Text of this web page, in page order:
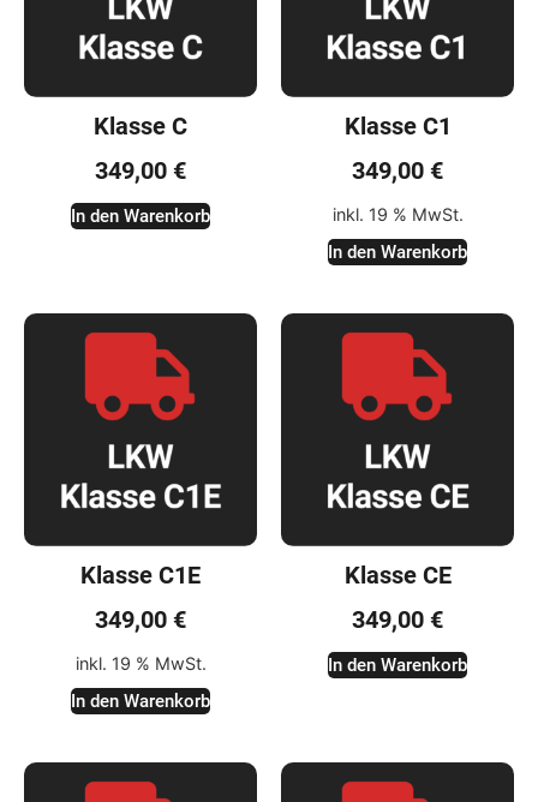
Klasse C
349,00 €
In den Warenkorb
Klasse C1
349,00 €
inkl. 19 % MwSt.
In den Warenkorb
Klasse C1E
349,00 €
inkl. 19 % MwSt.
In den Warenkorb
Klasse CE
349,00 €
In den Warenkorb